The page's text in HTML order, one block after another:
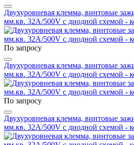
Двухуровневая клемма, винтовые
мм.кв. 32A/500V с диодной схемой -
По запросу
Двухуровневая клемма, винтовые
мм.кв. 32A/500V с диодной схемой -
По запросу
Двухуровневая клемма, винтовые
мм.кв. 32A/500V с диодной схемой -